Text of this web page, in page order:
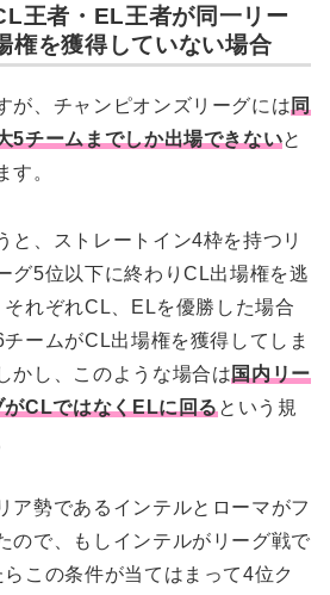
王者・EL王者が同一リー
権を獲得していない場合
が、チャンピオンズリーグには同
5チームまでしか出場できないと
す。
と、ストレートイン4枠を持つリ
グ5位以下に終わりCL出場権を逃
れぞれCL、ELを優勝した場合
ームがCL出場権を獲得してしま
かし、このような場合は国内リー
CLではなくELに回るという規
ア勢であるインテルとローマがフ
ので、もしインテルがリーグ戦で
この条件が当てはまって4位ク